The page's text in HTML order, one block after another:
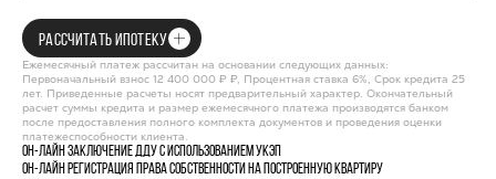
РАССЧИТАТЬ ИПОТЕКУ
Ежемесячный платеж рассчитан на основании следующих данных:
Первоначальный взнос 12 400 000 ₽ ₽, Процентная ставка 6%, Срок кредита 25
лет. Приведенные расчеты носят предварительный характер. Окончательный
расчет суммы кредита и размер ежемесячного платежа производятся банком
после предоставления полного комплекта документов и проведения оценки
платежеспособности клиента.
Он-лайн заключение ДДУ с использованием УКЭП
Он-лайн регистрация права собственности на построенную квартиру